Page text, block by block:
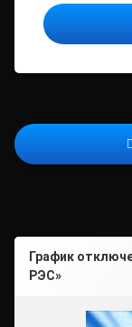
Навигация
по
График
РЭС»